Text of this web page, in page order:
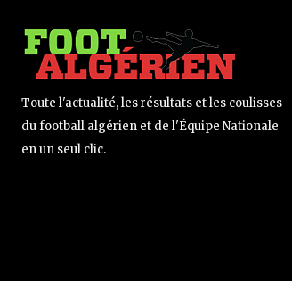
Toute l'actualité, les résultats et les coulisses
du football algérien et de l'Équipe Nationale
en un seul clic.